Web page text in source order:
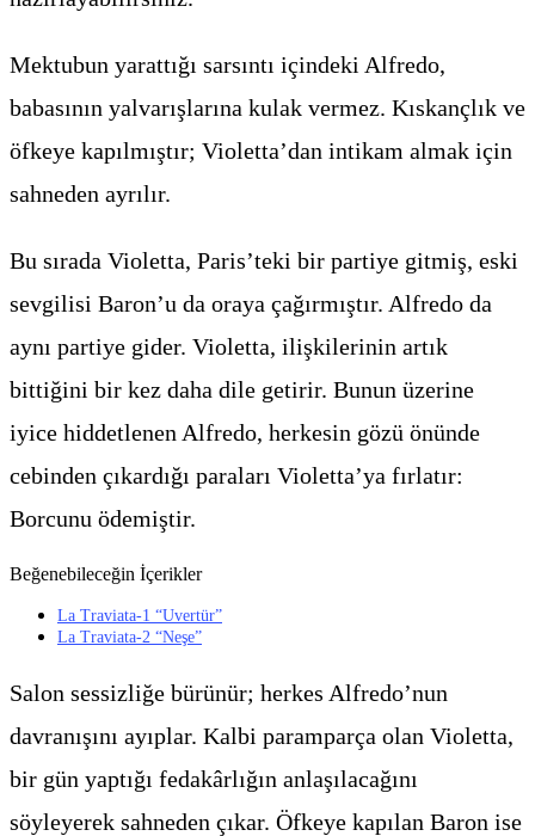
Mektubun yarattığı sarsıntı içindeki Alfredo,
babasının yalvarışlarına kulak vermez. Kıskançlık ve
öfkeye kapılmıştır; Violetta’dan intikam almak için
sahneden ayrılır.
Bu sırada Violetta, Paris’teki bir partiye gitmiş, eski
sevgilisi Baron’u da oraya çağırmıştır. Alfredo da
aynı partiye gider. Violetta, ilişkilerinin artık
bittiğini bir kez daha dile getirir. Bunun üzerine
iyice hiddetlenen Alfredo, herkesin gözü önünde
cebinden çıkardığı paraları Violetta’ya fırlatır:
Borcunu ödemiştir.
Beğenebileceğin İçerikler
La Traviata-1 “Uvertür”
La Traviata-2 “Neşe”
Salon sessizliğe bürünür; herkes Alfredo’nun
davranışını ayıplar. Kalbi paramparça olan Violetta,
bir gün yaptığı fedakârlığın anlaşılacağını
söyleyerek sahneden çıkar. Öfkeye kapılan Baron ise